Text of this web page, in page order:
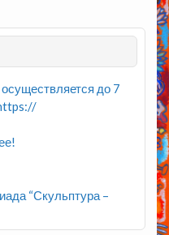
до 7
“Скульптура –